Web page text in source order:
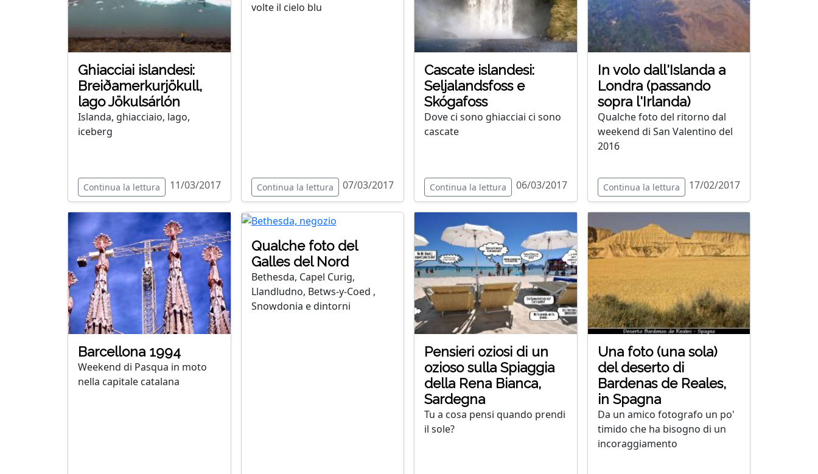
Ghiacciai islandesi:
Breiðamerkurjökull,
lago Jökulsárlón
Islanda, ghiacciaio, lago,
iceberg
Continua la lettura 11/03/2017
volte il cielo blu
Continua la lettura 07/03/2017
Cascate islandesi:
Seljalandsfoss e
Skógafoss
Dove ci sono ghiacciai ci sono
cascate
Continua la lettura 06/03/2017
In volo dall'Islanda a
Londra (passando
sopra l'Irlanda)
Qualche foto del ritorno dal
weekend di San Valentino del
2016
Continua la lettura 17/02/2017
Barcellona 1994
Weekend di Pasqua in moto
nella capitale catalana
Qualche foto del
Galles del Nord
Bethesda, Capel Curig,
Llandludno, Betws-y-Coed ,
Snowdonia e dintorni
Pensieri oziosi di un
ozioso sulla Spiaggia
della Rena Bianca,
Sardegna
Tu a cosa pensi quando prendi
il sole?
Una foto (una sola)
del deserto di
Bardenas de Reales,
in Spagna
Da un amico fotografo un po'
timido che ha bisogno di un
incoraggiamento